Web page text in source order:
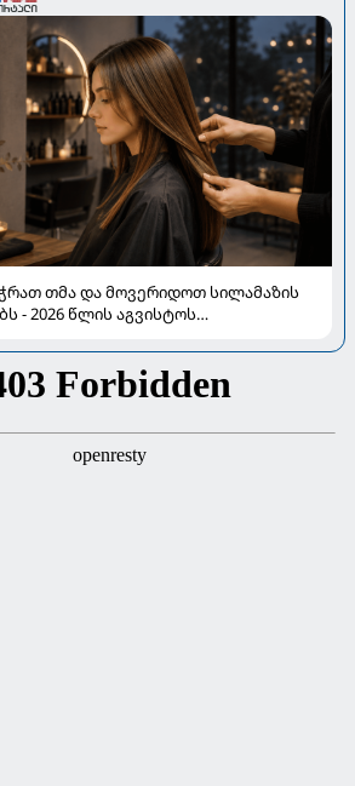
თმა და მოვერიდოთ სილამაზის
- 2026 წლის აგვისტოს